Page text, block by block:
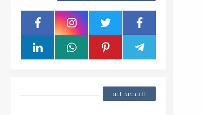
الححمد لله